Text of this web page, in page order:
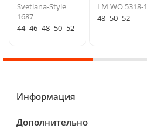
Svetlana-Style
1687
44 46 48 50 52
LM WO 5318-1
48 50 52
Информация
Дополнительно